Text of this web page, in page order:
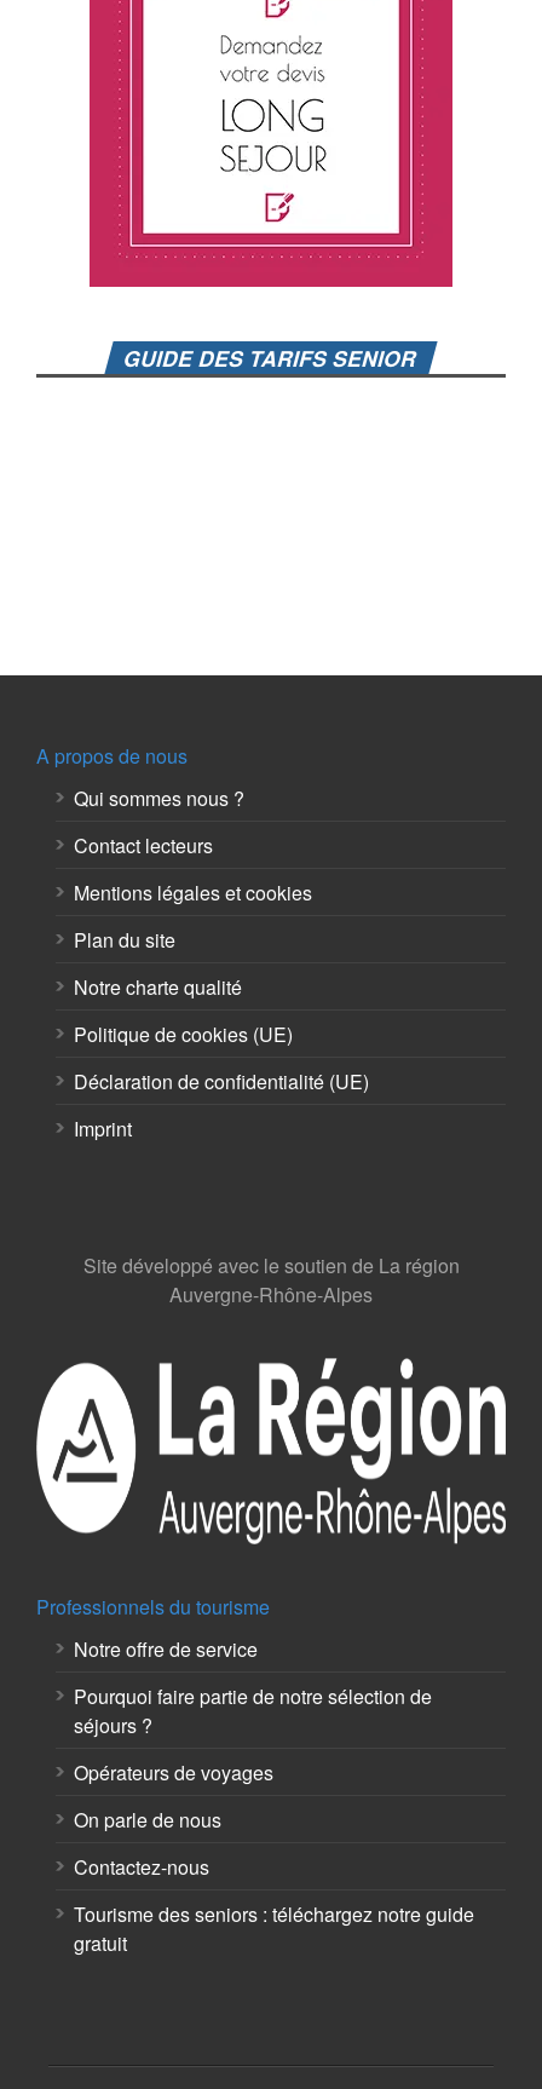
GUIDE DES TARIFS SENIOR
A propos de nous
Qui sommes nous ?
Contact lecteurs
Mentions légales et cookies
Plan du site
Notre charte qualité
Politique de cookies (UE)
Déclaration de confidentialité (UE)
Imprint
Site développé avec le soutien de La région
Auvergne-Rhône-Alpes
Professionnels du tourisme
Notre offre de service
Pourquoi faire partie de notre sélection de
séjours ?
Opérateurs de voyages
On parle de nous
Contactez-nous
Tourisme des seniors : téléchargez notre guide
gratuit